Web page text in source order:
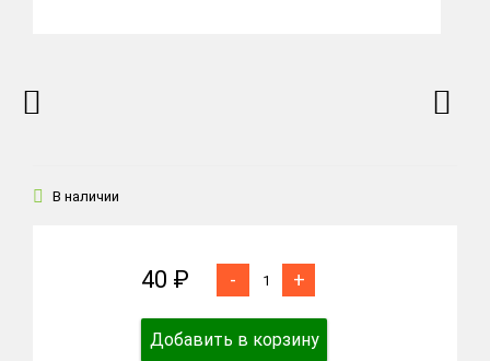
В наличии
40 ₽ - +
Добавить в корзину